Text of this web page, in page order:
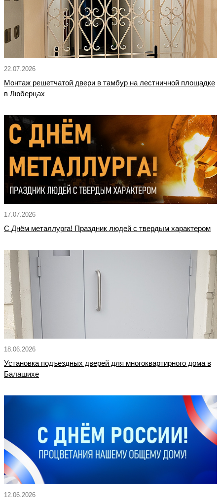
22.07.2026
Монтаж решетчатой двери в тамбур на лестничной площадке
в Люберцах
17.07.2026
С Днём металлурга! Праздник людей с твердым характером
18.06.2026
Установка подъездных дверей для многоквартирного дома в
Балашихе
12.06.2026